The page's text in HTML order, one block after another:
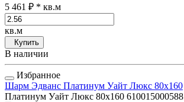
5 461 ₽ * кв.м
кв.м
Купить
В наличии
Избранное
Шарм Эдванс Платинум Уайт Люкс 80x160
Платинум Уайт Люкс 80x160 610015000588